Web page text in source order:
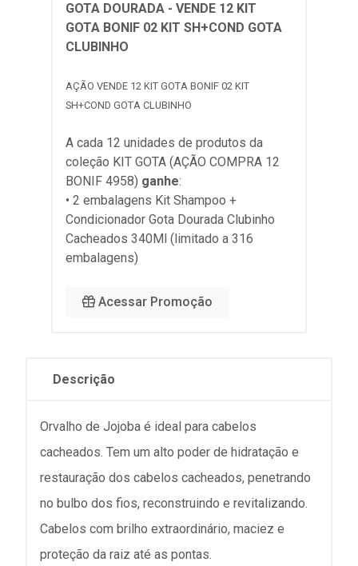
GOTA DOURADA - VENDE 12 KIT
GOTA BONIF 02 KIT SH+COND GOTA
CLUBINHO
AÇÃO VENDE 12 KIT GOTA BONIF 02 KIT
SH+COND GOTA CLUBINHO
A cada 12 unidades de produtos da
coleção KIT GOTA (AÇÃO COMPRA 12
BONIF 4958) ganhe:
• 2 embalagens Kit Shampoo +
Condicionador Gota Dourada Clubinho
Cacheados 340Ml (limitado a 316
embalagens)
Acessar Promoção
Descrição
Orvalho de Jojoba é ideal para cabelos
cacheados. Tem um alto poder de hidratação e
restauração dos cabelos cacheados, penetrando
no bulbo dos fios, reconstruindo e revitalizando.
Cabelos com brilho extraordinário, maciez e
proteção da raiz até as pontas.